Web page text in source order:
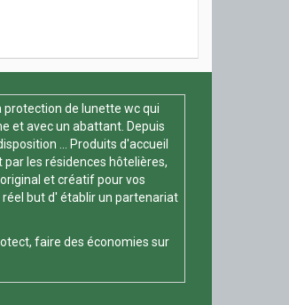
protection de lunette wc qui
et avec un abattant. Depuis
... Produits d'accueil
les résidences hôtelières,
et créatif pour vos
but d' établir un partenariat
faire des économies sur